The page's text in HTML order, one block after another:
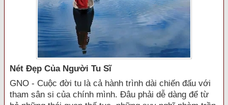
Nét Đẹp Của Người Tu Sĩ
GNO - Cuộc đời tu là cả hành trình dài chiến đấu với
tham sân si của chính mình. Đâu phải dễ dàng để từ